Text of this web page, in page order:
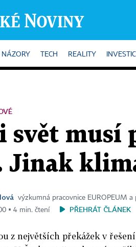
NÁZORY TECH REALITY
i svět
Jinak
výzkumná pracovnice EUROPEUM
▪ 4 min. čtení
PŘEHRÁT ČLÁNEK
z největších překážek v